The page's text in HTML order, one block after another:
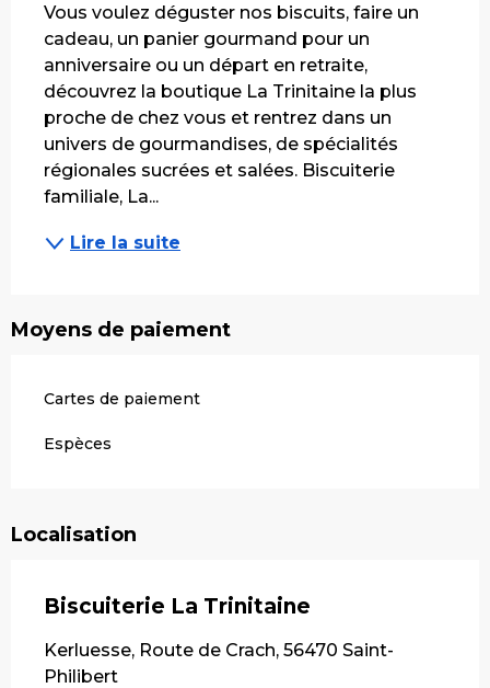
Vous voulez déguster nos biscuits, faire un
cadeau, un panier gourmand pour un
anniversaire ou un départ en retraite,
découvrez la boutique La Trinitaine la plus
proche de chez vous et rentrez dans un
univers de gourmandises, de spécialités
régionales sucrées et salées. Biscuiterie
familiale, La...
Lire la suite
Moyens de paiement
Cartes de paiement
Espèces
Localisation
Biscuiterie La Trinitaine
Kerluesse, Route de Crach, 56470 Saint-
Philibert